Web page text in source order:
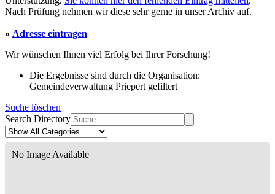
Nach Prüfung nehmen wir diese sehr gerne in unser Archiv auf.
» Adresse eintragen
Wir wünschen Ihnen viel Erfolg bei Ihrer Forschung!
Die Ergebnisse sind durch die Organisation:
Gemeindeverwaltung Priepert gefiltert
Suche löschen
Search Directory
No Image Available